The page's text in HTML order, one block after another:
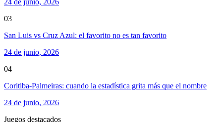
24 de junio, 2026
03
San Luis vs Cruz Azul: el favorito no es tan favorito
24 de junio, 2026
04
Coritiba-Palmeiras: cuando la estadística grita más que el nombre
24 de junio, 2026
Juegos destacados